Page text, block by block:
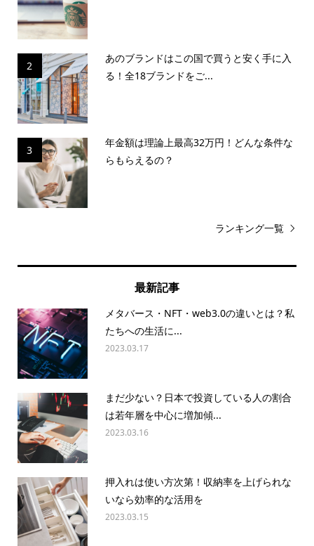
2
あのブランドはこの国で買うと安く手に入
る！全18ブランドをご...
3
年金額は理論上最高32万円！どんな条件な
らもらえるの？
ランキング一覧
最新記事
メタバース・NFT・web3.0の違いとは？私
たちへの生活に...
2023.03.17
まだ少ない？日本で投資している人の割合
は若年層を中心に増加傾...
2023.03.16
押入れは使い方次第！収納率を上げられな
いなら効率的な活用を
2023.03.15